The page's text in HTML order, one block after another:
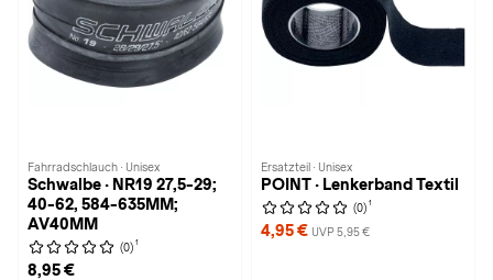
Fahrradschlauch · Unisex
Schwalbe · NR19 27,5-29;
40-62, 584-635MM;
AV40MM
(0) 1
8,95 €
Ersatzteil · Unisex
POINT · Lenkerband Textil
(0) 1
4,95 € UVP 5,95 €